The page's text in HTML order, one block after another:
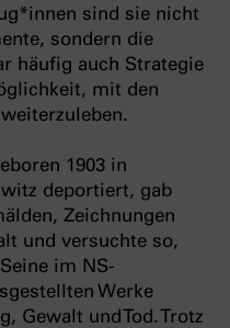
sind sie nicht
sondern die
häufig auch Strategie
mit den
1903 in
deportiert, gab
Zeichnungen
und versuchte so,
im NS-
Werke
Gewalt und Tod. Trotz